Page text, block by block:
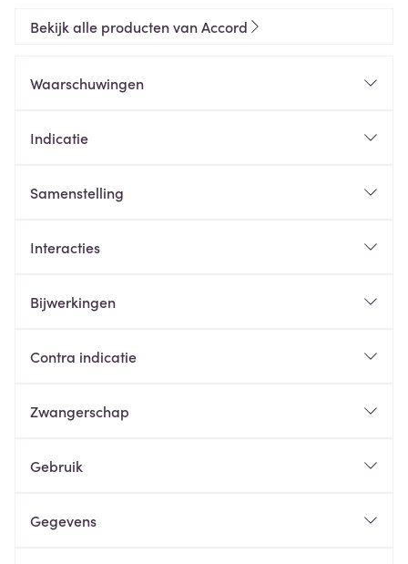
Bekijk alle producten van Accord
Waarschuwingen
Indicatie
Samenstelling
Interacties
Bijwerkingen
Contra indicatie
Zwangerschap
Gebruik
Gegevens